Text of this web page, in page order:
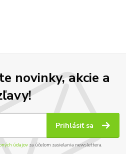
novinky, akcie a
Prihlásiť sa
údajov za účelom zasielania newslettera.